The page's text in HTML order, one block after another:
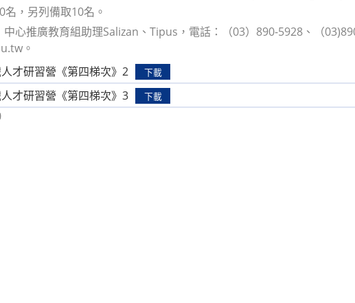
，另列備取10名。
中心推廣教育組助理Salizan、Tipus，電話：（03）890-5928、（
。
才研習營《第四梯次》2
下載
才研習營《第四梯次》3 下載